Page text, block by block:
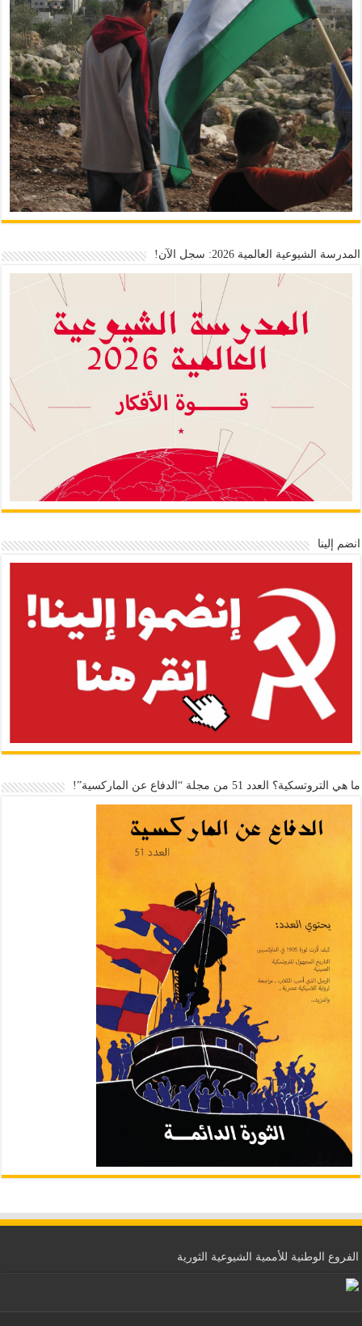
المدرسة الشيوعية العالمية 2026: سجل الآن!
انضم إلينا
ما هي التروتسكية؟ العدد 51 من مجلة “الدفاع عن الماركسية”!
الفروع الوطنية للأممية الشيوعية الثورية